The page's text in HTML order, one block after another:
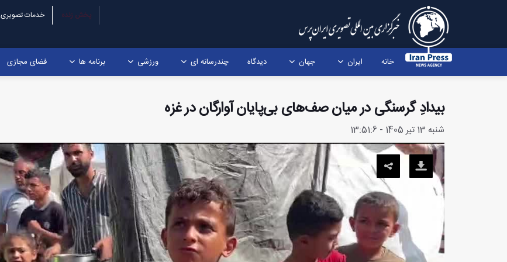
پخش زنده خدمات تصویری
خانه ایران جهان دیدگاه چندرسانه ای ورزشی برنامه ها فضای مجازی
بیدادِ گرسنگی در میان صف‌های بی‌پایان آوارگان در غزه
شنبه 13 تیر 1405 - 13:51:6